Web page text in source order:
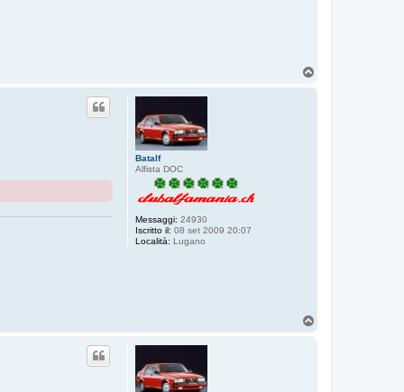
Batalf
Alfista DOC
Messaggi: 24930
Iscritto il: 08 set 2009 20:07
Località: Lugano